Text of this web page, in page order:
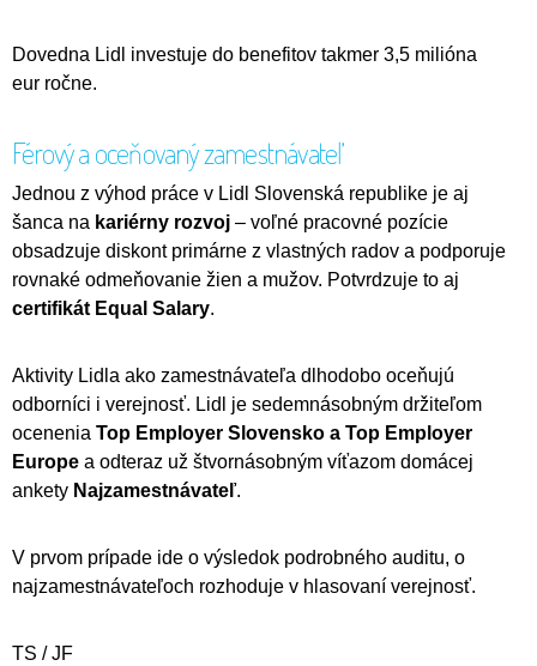
Dovedna Lidl investuje do benefitov takmer 3,5 milióna
eur ročne.
Férový a oceňovaný zamestnávateľ
Jednou z výhod práce v Lidl Slovenská republike je aj
šanca na kariérny rozvoj – voľné pracovné pozície
obsadzuje diskont primárne z vlastných radov a podporuje
rovnaké odmeňovanie žien a mužov. Potvrdzuje to aj
certifikát Equal Salary.
Aktivity Lidla ako zamestnávateľa dlhodobo oceňujú
odborníci i verejnosť. Lidl je sedemnásobným držiteľom
ocenenia Top Employer Slovensko a Top Employer
Europe a odteraz už štvornásobným víťazom domácej
ankety Najzamestnávateľ.
V prvom prípade ide o výsledok podrobného auditu, o
najzamestnávateľoch rozhoduje v hlasovaní verejnosť.
TS / JF